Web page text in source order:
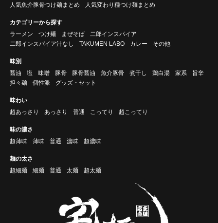
人気魚介豚骨つけ麺まとめ
人気変わり種つけ麺まとめ
カテゴリーから探す
ラーメン
つけ麺 まぜそば
二郎インスパイア
二郎インスパイア汁なし
TAKUMEN LABO カレー その他
味別
醤油
塩 味噌 豚骨 豚骨醤油 魚介豚骨 煮干し 鶏白湯 家系
旨辛
担々麺
個性派 グッズ・セット
味わい
超あっさり
あっさり 普通 こってり 超こってり
味の濃さ
超薄味
薄味 普通 濃味 超濃味
麺の太さ
超細麺
細麺 普通 太麺 超太麺